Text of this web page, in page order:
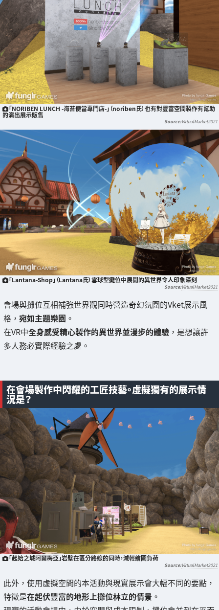
「NORIBEN LUNCH -海苔便當專門店-」（noriben氏）也有對豐富空間製作有幫助
的演出展示販售
VirtualMarket2021
「Lantana-Shop」（Lantana氏）雪球型攤位中展開的異世界令人印象深刻
VirtualMarket2021
會場與攤位互相補強世界觀同時營造奇幻氛圍的Vket展示風
格， 宛如主題樂園 。
在VR中全身感受精心製作的異世界並漫步的體驗 ，是想讓許
多人務必實際經驗之處。
在會場製作中閃耀的工匠技藝。虛擬獨有的展示情
況是？
「起始之城阿爾梅亞」岩壁在區分路線的同時，減輕繪圖負荷
VirtualMarket2021
此外，使用虛擬空間的本活動與現實展示會大幅不同的要點，
特徵是在起伏豐富的地形上攤位林立的情景 。